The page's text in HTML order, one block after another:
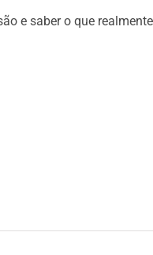
e saber o que